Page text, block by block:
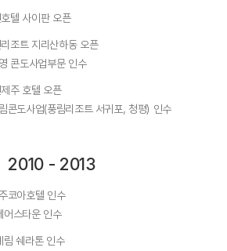
텔 사이판 오픈
조트 지리산하동 오픈
콘도사업부문 인수
주 호텔 오픈
콘도사업(풍림리조트 서귀포, 청평) 인수
2010 - 2013
코아호텔 인수
어스타운 인수
림 쉐라톤 인수